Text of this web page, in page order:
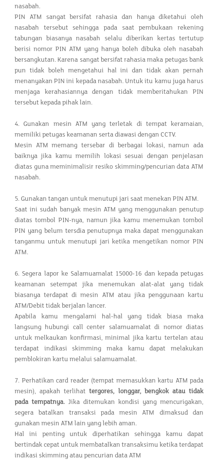
nasabah.
PIN ATM sangat bersifat rahasia dan hanya diketahui oleh
nasabah tersebut sehingga pada saat pembukaan rekening
tabungan biasanya nasabah selalu diberikan kertas tertutup
berisi nomor PIN ATM yang hanya boleh dibuka oleh nasabah
bersangkutan. Karena sangat bersifat rahasia maka petugas bank
pun tidak boleh mengetahui hal ini dan tidak akan pernah
menanyakan PIN ini kepada nasabah. Untuk itu kamu juga harus
menjaga kerahasiannya dengan tidak memberitahukan PIN
tersebut kepada pihak lain.
4. Gunakan mesin ATM yang terletak di tempat keramaian,
memiliki petugas keamanan serta diawasi dengan CCTV.
Mesin ATM memang tersebar di berbagai lokasi, namun ada
baiknya jika kamu memilih lokasi sesuai dengan penjelasan
diatas guna meminimalisir resiko skimming/pencurian data ATM
nasabah.
5. Gunakan tangan untuk menutupi jari saat menekan PIN ATM.
Saat ini sudah banyak mesin ATM yang menggunakan penutup
diatas tombol PIN-nya, namun jika kamu menemukan tombol
PIN yang belum tersdia penutupnya maka dapat menggunakan
tanganmu untuk menutupi jari ketika mengetikan nomor PIN
ATM.
6. Segera lapor ke Salamuamalat 15000-16 dan kepada petugas
keamanan setempat jika menemukan alat-alat yang tidak
biasanya terdapat di mesin ATM atau jika penggunaan kartu
ATM/Debit tidak berjalan lancer.
Apabila kamu mengalami hal-hal yang tidak biasa maka
langsung hubungi call center salamuamalat di nomor diatas
untuk melkaukan konfirmasi, minimal jika kartu tertelan atau
terdapat indikasi skimming maka kamu dapat melakukan
pemblokiran kartu melalui salamuamalat.
7. Perhatikan card reader (tempat memasukkan kartu ATM pada
mesin), apakah terlihattergores, longgar, bengkok atau tidak
pada tempatnya. Jika ditemukan kondisi yang mencurigakan,
segera batalkan transaksi pada mesin ATM dimaksud dan
gunakan mesin ATM lain yang lebih aman.
Hal ini penting untuk diperhatikan sehingga kamu dapat
bertindak cepat untuk membatalkan transaksimu ketika terdapat
indikasi skimming atau pencurian data ATM